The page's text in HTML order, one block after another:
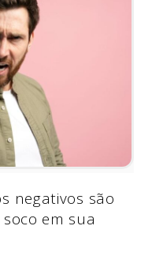
negativos são
em sua